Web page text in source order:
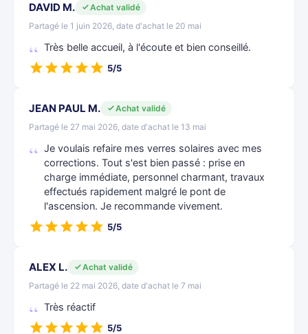
DAVID M.
Achat validé
Partagé le 1 juin 2026, date d'achat le 20 mai
Très belle accueil, à l'écoute et bien conseillé.
5/5
JEAN PAUL M.
Achat validé
Partagé le 27 mai 2026, date d'achat le 13 mai
Je voulais refaire mes verres solaires avec mes
corrections. Tout s'est bien passé : prise en
charge immédiate, personnel charmant, travaux
effectués rapidement malgré le pont de
l'ascension. Je recommande vivement.
5/5
ALEX L.
Achat validé
Partagé le 22 mai 2026, date d'achat le 7 mai
Très réactif
5/5